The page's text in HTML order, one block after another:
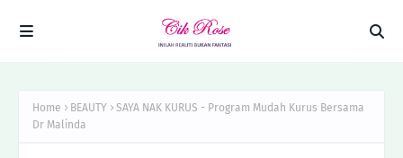
Home BEAUTY
SAYA NAK KURUS - Program Mudah Kurus Bersama
Dr Malinda